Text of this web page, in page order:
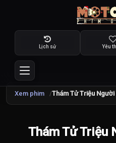
Lịch sử Yêu
Xem phim Thám Tử Triệu
Thám Tử Triệu